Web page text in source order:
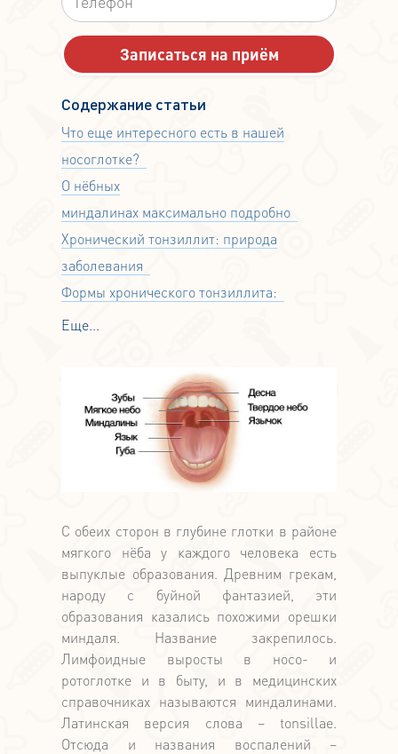
Содержание статьи
Что еще интересного есть в нашей
носоглотке?
О нёбных
миндалинах максимально подробно
Хронический тонзиллит: природа
заболевания
Формы хронического тонзиллита:
Еще...
С обеих сторон в глубине глотки в районе
мягкого нёба у каждого человека есть
выпуклые образования. Древним грекам,
народу с буйной фантазией, эти
образования казались похожими орешки
миндаля. Название закрепилось.
Лимфоидные выросты в носо- и
ротоглотке и в быту, и в медицинских
справочниках называются миндалинами.
Латинская версия слова – tonsillae.
Отсюда и названия воспалений –